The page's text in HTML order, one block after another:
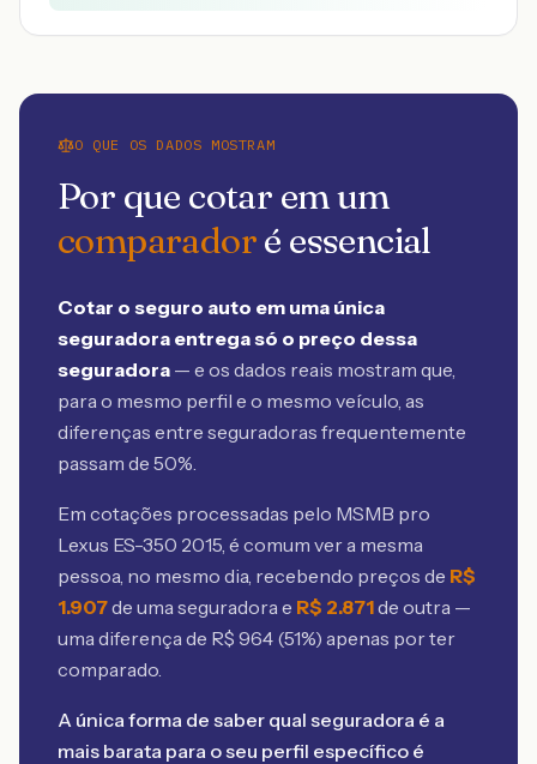
O QUE OS DADOS MOSTRAM
Por que cotar em um
comparadoré essencial
Cotar o seguro auto em uma única
seguradora entrega só o preço dessa
seguradora — e os dados reais mostram que,
para o mesmo perfil e o mesmo veículo, as
diferenças entre seguradoras frequentemente
passam de 50%.
Em cotações processadas pelo MSMB pro
Lexus ES-350 2015, é comum ver a mesma
pessoa, no mesmo dia, recebendo preços de R$
1.907de uma seguradora e R$ 2.871de outra —
uma diferença de R$ 964 (51%) apenas por ter
comparado.
A única forma de saber qual seguradora é a
mais barata para o seu perfil específico é